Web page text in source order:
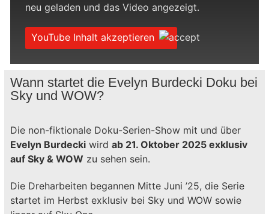
neu geladen und das Video angezeigt.
YouTube Inhalt akzeptieren
Wann startet die Evelyn Burdecki Doku bei
Sky und WOW?
Die non-fiktionale Doku-Serien-Show mit und über
Evelyn Burdecki wird ab 21. Oktober 2025 exklusiv
auf Sky & WOW zu sehen sein.
Die Dreharbeiten begannen Mitte Juni ’25, die Serie
startet im Herbst exklusiv bei Sky und WOW sowie